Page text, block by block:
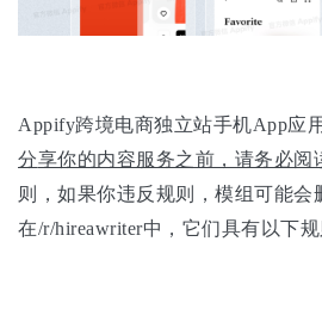
Appify跨境电商独立站手机App应
分享你的内容服务之前，请务必阅
则，如果你违反规则，模组可能会
在/r/hireawriter中，它们具有以下规